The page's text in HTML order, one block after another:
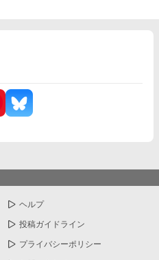
ヘルプ
投稿ガイドライン
プライバシーポリシー